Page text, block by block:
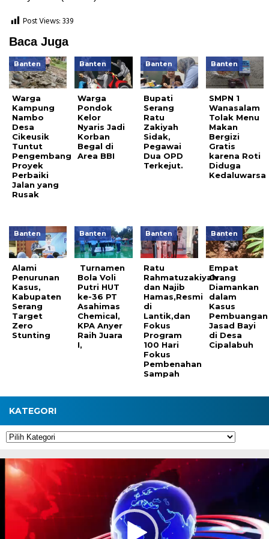
Post Views:339
Baca Juga
Banten
Warga
Kampung
Nambo
Desa
Cikeusik
Tuntut
Pengembang
Proyek
Perbaiki
Jalan yang
Rusak
Banten
Warga
Pondok
Kelor
Nyaris Jadi
Korban
Begal di
Area BBI
Banten
Bupati
Serang
Ratu
Zakiyah
Sidak,
Pegawai
Dua OPD
Terkejut.
Banten
SMPN 1
Wanasalam
Tolak Menu
Makan
Bergizi
Gratis
karena Roti
Diduga
Kedaluwarsa
Banten
Alami
Penurunan
Kasus,
Kabupaten
Serang
Target
Zero
Stunting
Banten
Turnamen
Bola Voli
Putri HUT
ke-36 PT
Asahimas
Chemical,
KPA Anyer
Raih Juara
I,
Banten
Ratu
Rahmatuzakiyah
dan Najib
Hamas,Resmi
di
Lantik,dan
Fokus
Program
100 Hari
Fokus
Pembenahan
Sampah
Banten
Empat
Orang
Diamankan
dalam
Kasus
Pembuangan
Jasad Bayi
di Desa
Cipalabuh
KATEGORI
Kategori
Pemutar
Video